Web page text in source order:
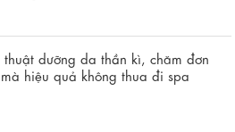
thuật dưỡng da thần kì, chăm đơn
hiệu quả không thua đi spa